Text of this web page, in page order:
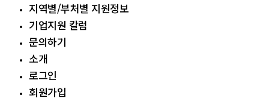
지역별/부처별 지원정보
기업지원 칼럼
문의하기
소개
로그인
회원가입